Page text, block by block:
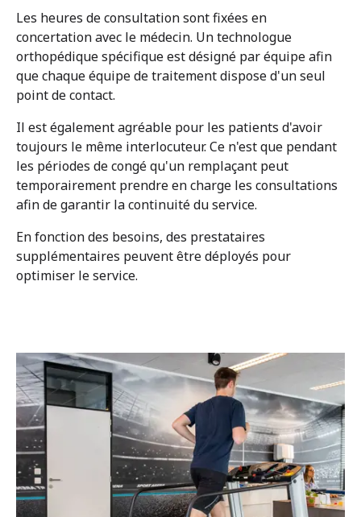
Carrière
Professionnels de santé
OrthoShop
Entretien & réparations
FAQ
Extranet
Les heures de consultation sont fixées en
concertation avec le médecin. Un technologue
orthopédique spécifique est désigné par équipe afin
que chaque équipe de traitement dispose d'un seul
point de contact.
Il est également agréable pour les patients d'avoir
toujours le même interlocuteur. Ce n'est que pendant
les périodes de congé qu'un remplaçant peut
temporairement prendre en charge les consultations
afin de garantir la continuité du service.
En fonction des besoins, des prestataires
supplémentaires peuvent être déployés pour
optimiser le service.